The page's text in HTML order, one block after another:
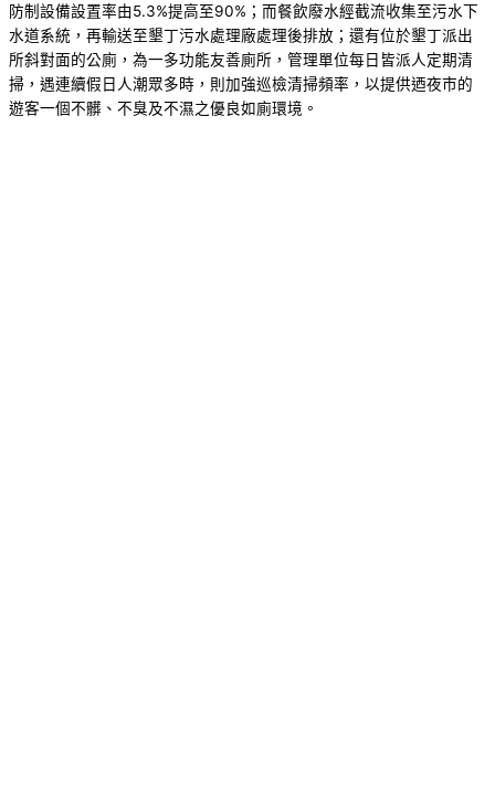
防制設備設置率由5.3%提高至90%；而餐飲廢水經截流收集至污水下
水道系統，再輸送至墾丁污水處理廠處理後排放；還有位於墾丁派出
所斜對面的公廁，為一多功能友善廁所，管理單位每日皆派人定期清
掃，遇連續假日人潮眾多時，則加強巡檢清掃頻率，以提供迺夜市的
遊客一個不髒、不臭及不濕之優良如廁環境。